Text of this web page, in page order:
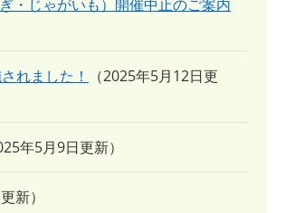
・じゃがいも）開催中止のご案内
れました！
2025年5月12日更
年5月9日更新
新